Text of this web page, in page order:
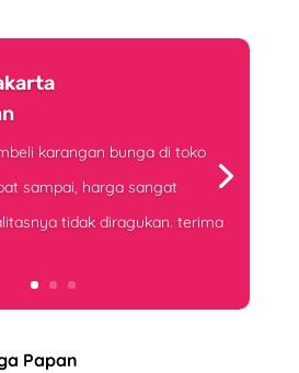
karangan bunga di toko
sampai, harga sangat
tidak diragukan. terima
Papan